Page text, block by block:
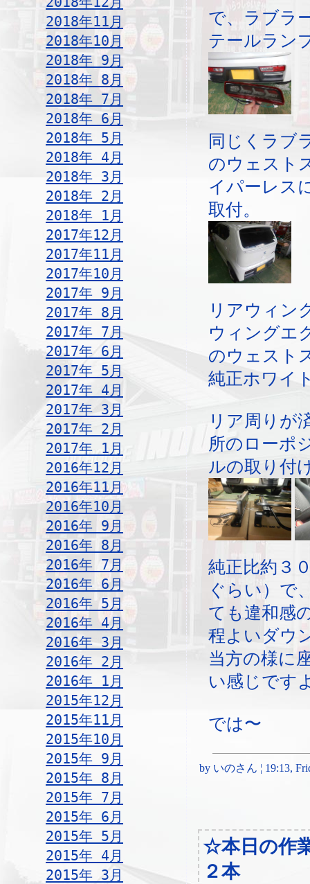
2018年11月
2018年10月
2018年 9月
2018年 8月
2018年 7月
2018年 6月
2018年 5月
2018年 4月
2018年 3月
2018年 2月
2018年 1月
2017年12月
2017年11月
2017年10月
2017年 9月
2017年 8月
2017年 7月
2017年 6月
2017年 5月
2017年 4月
2017年 3月
2017年 2月
2017年 1月
2016年12月
2016年11月
2016年10月
2016年 9月
2016年 8月
2016年 7月
2016年 6月
2016年 5月
2016年 4月
2016年 3月
2016年 2月
2016年 1月
2015年12月
2015年11月
2015年10月
2015年 9月
2015年 8月
2015年 7月
2015年 6月
2015年 5月
2015年 4月
2015年 3月
で、ラブラ
テールラン
同じくラブ
のウェスト
イパーレス
取付。
リアウィン
ウィングエ
のウェスト
純正ホワイ
リア周りが
所のローポ
ルの取り付
純正比約３
ぐらい）で
ても違和感
程よいダウ
当方の様に
い感じです
では〜
by いのさん ¦ 19:13,
☆本日の作
２本